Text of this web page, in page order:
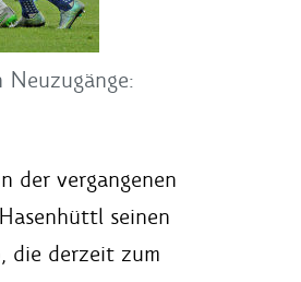
Neuzugänge:
der vergangenen
seinen
die derzeit zum